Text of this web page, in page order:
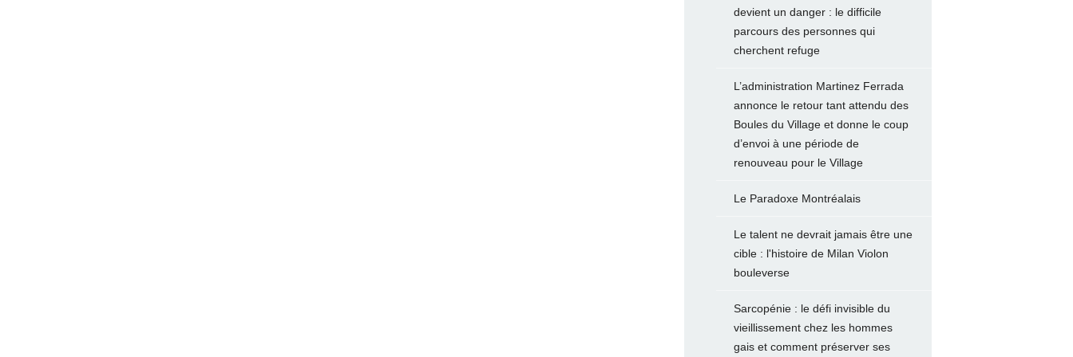
devient un danger : le difficile
parcours des personnes qui
cherchent refuge
L’administration Martinez Ferrada
annonce le retour tant attendu des
Boules du Village et donne le coup
d’envoi à une période de
renouveau pour le Village
Le Paradoxe Montréalais
Le talent ne devrait jamais être une
cible : l'histoire de Milan Violon
bouleverse
Sarcopénie : le défi invisible du
vieillissement chez les hommes
gais et comment préserver ses